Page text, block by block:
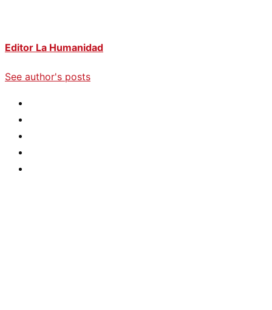
Editor La Humanidad
See author's posts